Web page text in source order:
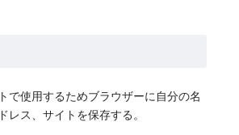
で使用するためブラウザーに自分の名
レス、サイトを保存する。